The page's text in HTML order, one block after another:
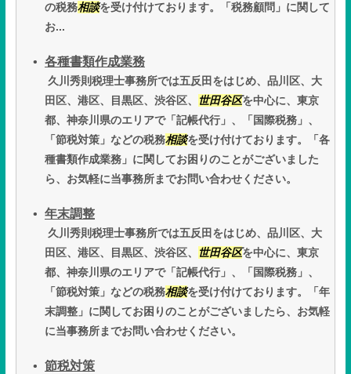
の税務相談を受け付けております。「税務顧問」に関して
お...
各種書類作成業務
久川秀則税理士事務所では五反田をはじめ、品川区、大
田区、港区、目黒区、渋谷区、
世田谷区を中心に、東京
都、神奈川県のエリアで「記帳代行」、「国際税務」、
「節税対策」などの税務相談を受け付けております。「各
種書類作成業務」に関してお困りのことがございました
ら、お気軽に当事務所までお問い合わせください。
年末調整
久川秀則税理士事務所では五反田をはじめ、品川区、大
田区、港区、目黒区、渋谷区、
世田谷区を中心に、東京
都、神奈川県のエリアで「記帳代行」、「国際税務」、
「節税対策」などの税務相談を受け付けております。「年
末調整」に関してお困りのことがございましたら、お気軽
に当事務所までお問い合わせください。
節税対策